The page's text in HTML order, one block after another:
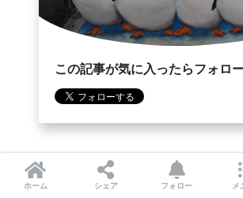
この記事が気に入ったらフォロ
CATEGORY : アルゼンチン
ホーム シェア フォロー メ